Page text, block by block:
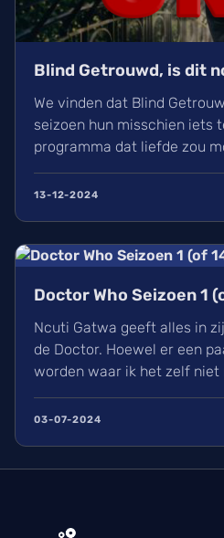
Blind Getrouwd, is dit
We vinden dat Blind
seizoen hun misschien iets
programma dat liefde zou
meer gefocust om leed. Is
uitlachtelevisie?
13-12-2024
Doctor Who Seizoen 1
Ncuti Gatwa geeft alles in
de Doctor. Hoewel er een
worden waar ik het zelf niet
regeneratie van Doctor
watch met genoeg in
03-07-2024